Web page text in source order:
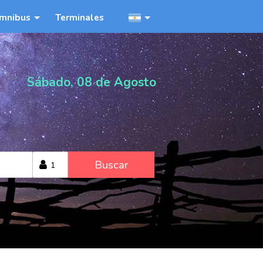
Terminales
Sábado, 08 de Agosto
Buscar